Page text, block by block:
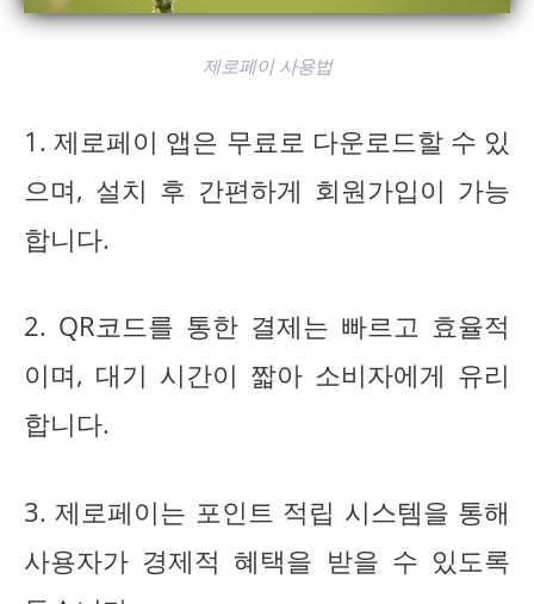
제로페이 사용법
1. 제로페이 앱은 무료로 다운로드할 수 있
으며, 설치 후 간편하게 회원가입이 가능
합니다.
2. QR코드를 통한 결제는 빠르고 효율적
이며, 대기 시간이 짧아 소비자에게 유리
합니다.
3. 제로페이는 포인트 적립 시스템을 통해
사용자가 경제적 혜택을 받을 수 있도록